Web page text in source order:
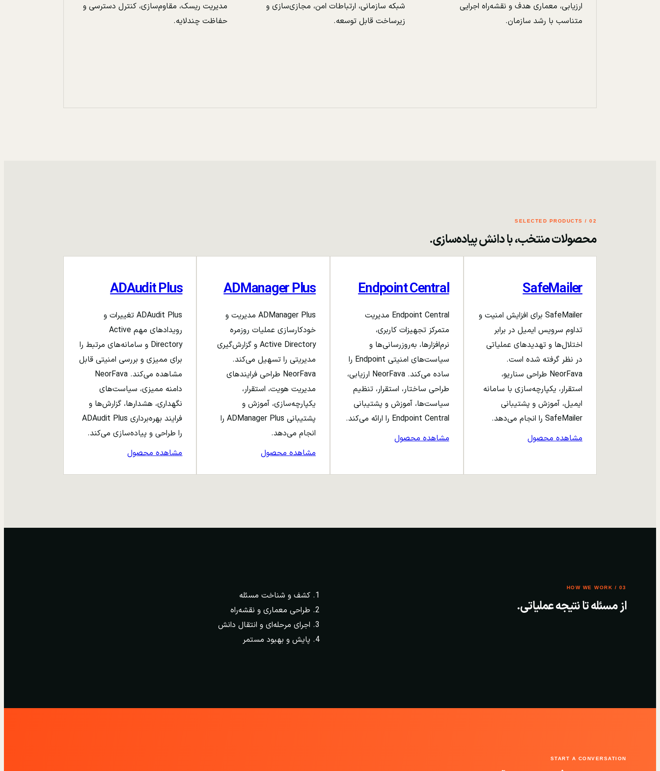
ارزیابی، معماری هدف و نقشه‌راه اجرایی
متناسب با رشد سازمان.
شبکه سازمانی، ارتباطات امن، مجازی‌سازی و
زیرساخت قابل توسعه.
مدیریت ریسک، مقاوم‌سازی، کنترل دسترسی و
حفاظت چندلایه.
02 / SELECTED PRODUCTS
محصولات منتخب، با دانش پیاده‌سازی.
SafeMailer
SafeMailer برای افزایش امنیت و
تداوم سرویس ایمیل در برابر
اختلال‌ها و تهدیدهای عملیاتی
در نظر گرفته شده است.
NeorFava طراحی سناریو،
استقرار، یکپارچه‌سازی با سامانه
ایمیل، آموزش و پشتیبانی
SafeMailer را انجام می‌دهد.
مشاهده محصول
Endpoint Central
Endpoint Central مدیریت
متمرکز تجهیزات کاربری،
نرم‌افزارها، به‌روزرسانی‌ها و
سیاست‌های امنیتی Endpoint را
ساده می‌کند. NeorFava ارزیابی،
طراحی ساختار، استقرار، تنظیم
سیاست‌ها، آموزش و پشتیبانی
Endpoint Central را ارائه می‌کند.
مشاهده محصول
ADManager Plus
ADManager Plus مدیریت و
خودکارسازی عملیات روزمره
Active Directory و گزارش‌گیری
مدیریتی را تسهیل می‌کند.
NeorFava طراحی فرایندهای
مدیریت هویت، استقرار،
یکپارچه‌سازی، آموزش و
پشتیبانی ADManager Plus را
انجام می‌دهد.
مشاهده محصول
ADAudit Plus
ADAudit Plus تغییرات و
رویدادهای مهم Active
Directory و سامانه‌های مرتبط را
برای ممیزی و بررسی امنیتی قابل
مشاهده می‌کند. NeorFava
دامنه ممیزی، سیاست‌های
نگهداری، هشدارها، گزارش‌ها و
فرایند بهره‌برداری ADAudit Plus
را طراحی و پیاده‌سازی می‌کند.
مشاهده محصول
03 / HOW WE WORK
از مسئله تا نتیجه عملیاتی.
کشف و شناخت مسئله
طراحی معماری و نقشه‌راه
اجرای مرحله‌ای و انتقال دانش
پایش و بهبود مستمر
START A CONVERSATION